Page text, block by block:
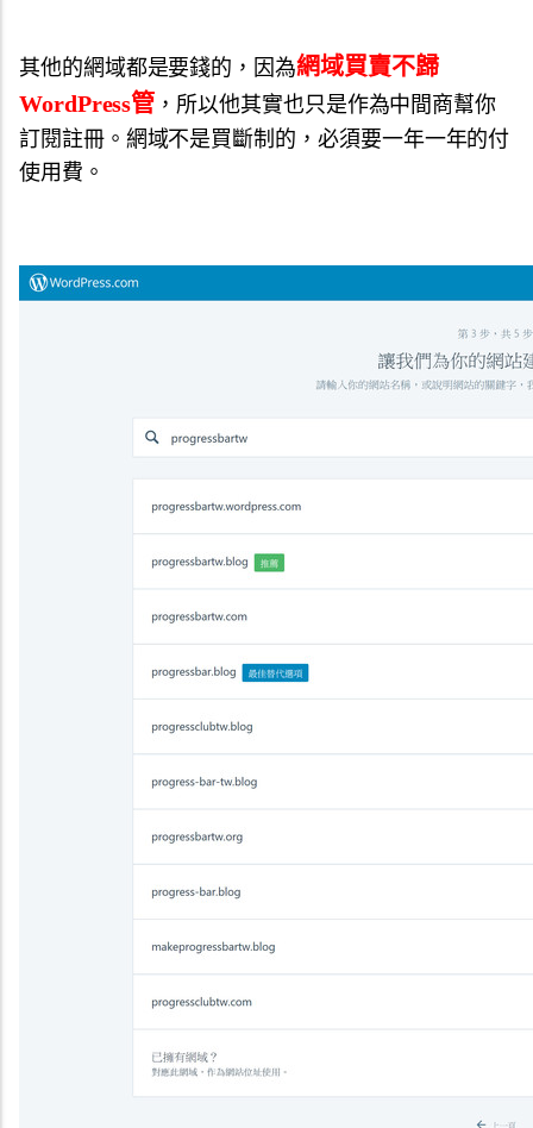
其他的網域都是要錢的，因為網域買賣不歸
WordPress管 ，所以他其實也只是作為中間商幫你
訂閱註冊。網域不是買斷制的，必須要一年一年的付
使用費。